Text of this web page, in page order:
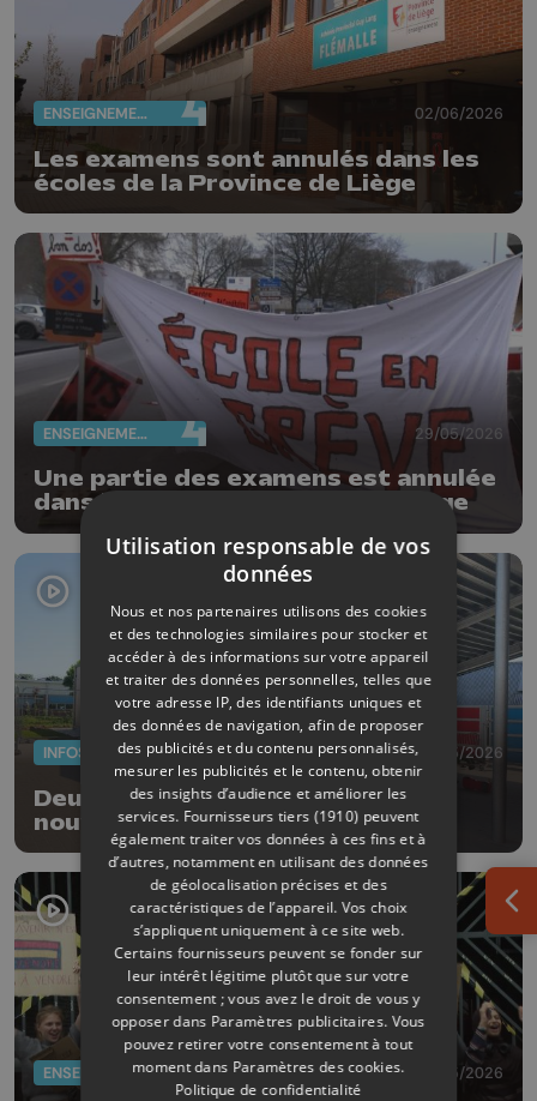
ENSEIGNEMENT 02/06/2026
Les examens sont annulés dans les
écoles de la Province de Liège
ENSEIGNEMENT 29/05/2026
Une partie des examens est annulée
dans les écoles de la Ville de Liège
INFOS 27/05/2026
Deux nouvelles classes et deux
nouveaux préaux à l'école
communale d'Oreye
ENSEIGNEMENT 20/05/2026
Utilisation responsable de vos
données
Nous et nos partenaires utilisons des cookies
et des technologies similaires pour stocker et
accéder à des informations sur votre appareil
et traiter des données personnelles, telles que
votre adresse IP, des identifiants uniques et
des données de navigation, afin de proposer
des publicités et du contenu personnalisés,
mesurer les publicités et le contenu, obtenir
des insights d’audience et améliorer les
services. Fournisseurs tiers (1910) peuvent
également traiter vos données à ces fins et à
d’autres, notamment en utilisant des données
de géolocalisation précises et des
caractéristiques de l’appareil. Vos choix
s’appliquent uniquement à ce site web.
Certains fournisseurs peuvent se fonder sur
leur intérêt légitime plutôt que sur votre
consentement ; vous avez le droit de vous y
opposer dans Paramètres publicitaires. Vous
pouvez retirer votre consentement à tout
moment dans Paramètres des cookies.
Politique de confidentialité